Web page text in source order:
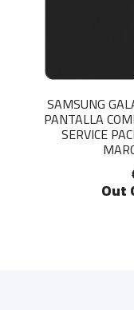
SAMSUNG
PANTALLA
SERVICE
Out